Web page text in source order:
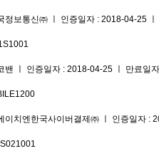
정보통신㈜ ㅣ 인증일자 : 2018-04-25
밴 ㅣ 인증일자 : 2018-04-25 ㅣ 만료일
이치엔한국사이버결제㈜ ㅣ 인증일자 :